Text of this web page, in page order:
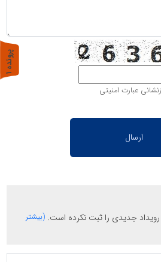
عبارت امنیتی
رویداد جدیدی را ثبت نکرده است. (بیشتر
پ
ر
و
ن
د
ه
1